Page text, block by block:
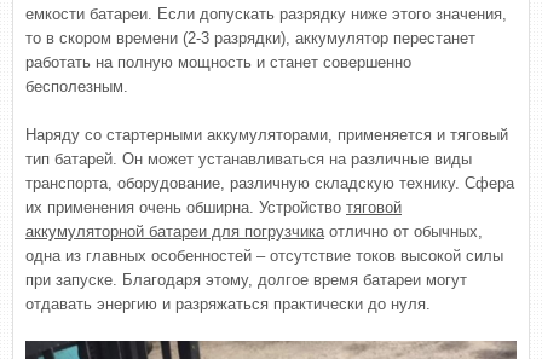
емкости батареи. Если допускать разрядку ниже этого значения,
то в скором времени (2-3 разрядки), аккумулятор перестанет
работать на полную мощность и станет совершенно
бесполезным.
Наряду со стартерными аккумуляторами, применяется и тяговый
тип батарей. Он может устанавливаться на различные виды
транспорта, оборудование, различную складскую технику. Сфера
их применения очень обширна. Устройство тяговой
аккумуляторной батареи для погрузчикаотлично от обычных,
одна из главных особенностей – отсутствие токов высокой силы
при запуске. Благодаря этому, долгое время батареи могут
отдавать энергию и разряжаться практически до нуля.